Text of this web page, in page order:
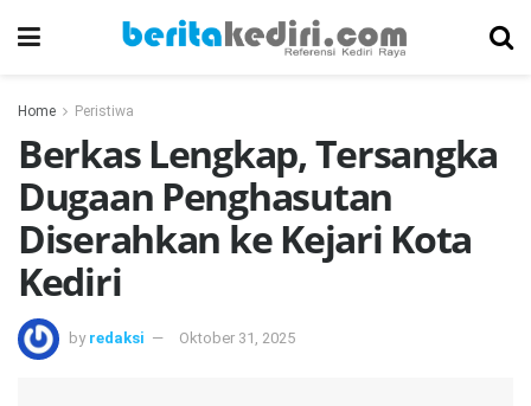
Home Peristiwa
Berkas Lengkap, Tersangka
Dugaan Penghasutan
Diserahkan ke Kejari Kota
Kediri
by redaksi Oktober 31, 2025